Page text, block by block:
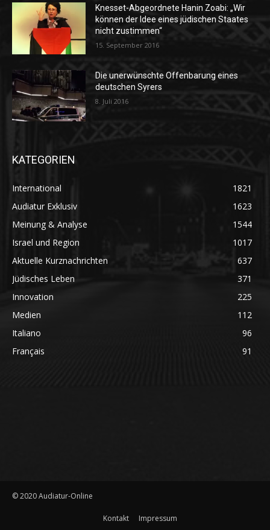
Knesset-Abgeordnete Hanin Zoabi: „Wir
können der Idee eines jüdischen Staates
nicht zustimmen“
15. September 2016
Die unerwünschte Offenbarung eines
deutschen Syrers
8. Juli 2016
KATEGORIEN
International
1821
Audiatur Exklusiv
1623
Meinung & Analyse
1544
Israel und Region
1017
Aktuelle Kurznachrichten
637
Jüdisches Leben
371
Innovation
225
Medien
112
Italiano
96
Français
91
© 2020 Audiatur-Online
Kontakt Impressum